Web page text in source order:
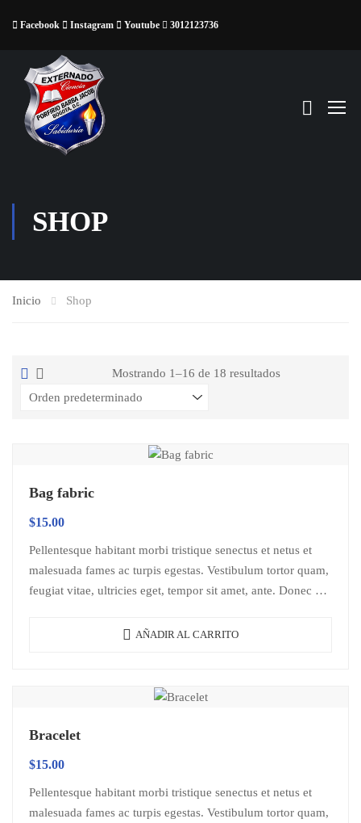
Facebook Instagram Youtube 3012123736
SHOP
Inicio Shop
Mostrando 1–16 de 18 resultados
Bag fabric
$15.00
Pellentesque habitant morbi tristique senectus et netus et
malesuada fames ac turpis egestas. Vestibulum tortor quam,
feugiat vitae, ultricies eget, tempor sit amet, ante. Donec eu
AÑADIR AL CARRITO
Bracelet
$15.00
Pellentesque habitant morbi tristique senectus et netus et
malesuada fames ac turpis egestas. Vestibulum tortor quam,